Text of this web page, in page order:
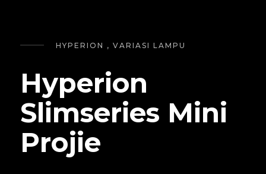
HYPERION , VARIASI LAMPU
Hyperion
Slimseries Mini
Projie